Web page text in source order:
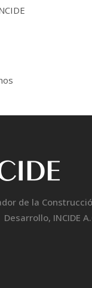
de la
Desarrollo, INCIDE